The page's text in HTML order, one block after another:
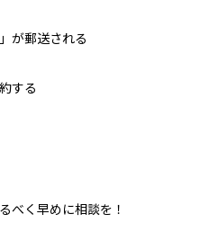
が郵送される
する
べく早めに相談を！